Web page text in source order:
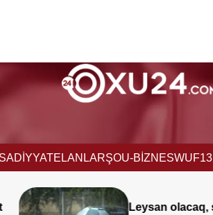
ELANLARŞOU-BİZNESWUF13
Leysan olacaq, şimşək